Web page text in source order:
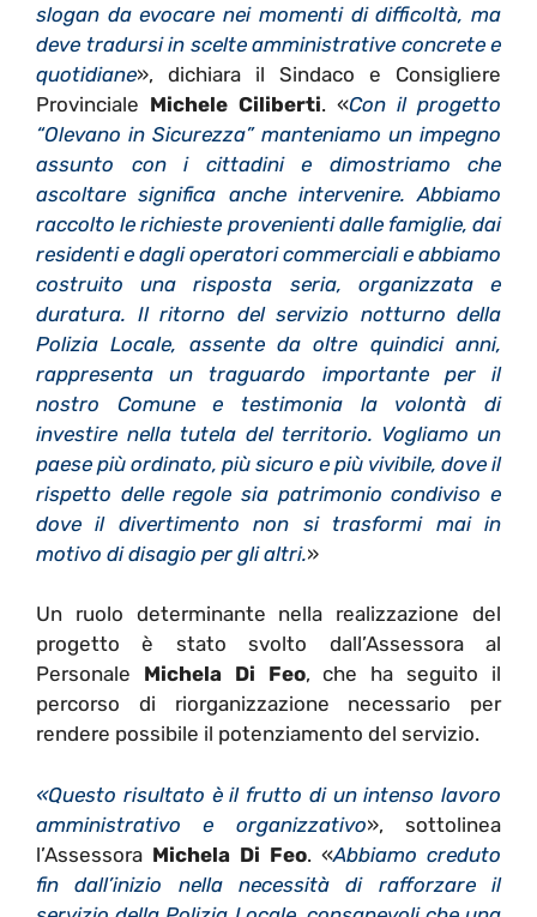
slogan da evocare nei momenti di difficoltà, ma
deve tradursi in scelte amministrative concrete e
quotidiane», dichiara il Sindaco e Consigliere
Provinciale Michele Ciliberti. «Con il progetto
“Olevano in Sicurezza” manteniamo un impegno
assunto con i cittadini e dimostriamo che
ascoltare significa anche intervenire. Abbiamo
raccolto le richieste provenienti dalle famiglie, dai
residenti e dagli operatori commerciali e abbiamo
costruito una risposta seria, organizzata e
duratura. Il ritorno del servizio notturno della
Polizia Locale, assente da oltre quindici anni,
rappresenta un traguardo importante per il
nostro Comune e testimonia la volontà di
investire nella tutela del territorio. Vogliamo un
paese più ordinato, più sicuro e più vivibile, dove il
rispetto delle regole sia patrimonio condiviso e
dove il divertimento non si trasformi mai in
motivo di disagio per gli altri.»
Un ruolo determinante nella realizzazione del
progetto è stato svolto dall’Assessora al
Personale Michela Di Feo, che ha seguito il
percorso di riorganizzazione necessario per
rendere possibile il potenziamento del servizio.
«Questo risultato è il frutto di un intenso lavoro
amministrativo e organizzativo», sottolinea
l’Assessora Michela Di Feo. «Abbiamo creduto
fin dall’inizio nella necessità di rafforzare il